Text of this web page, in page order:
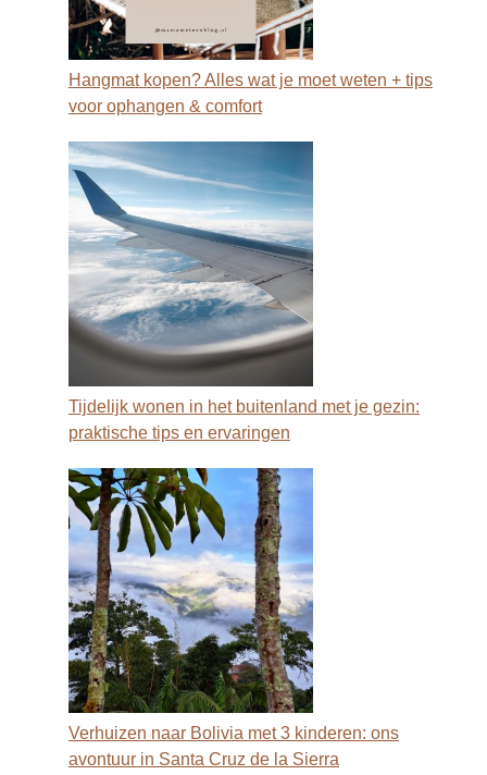
Hangmat kopen? Alles wat je moet weten + tips
voor ophangen & comfort
Tijdelijk wonen in het buitenland met je gezin:
praktische tips en ervaringen
Verhuizen naar Bolivia met 3 kinderen: ons
avontuur in Santa Cruz de la Sierra